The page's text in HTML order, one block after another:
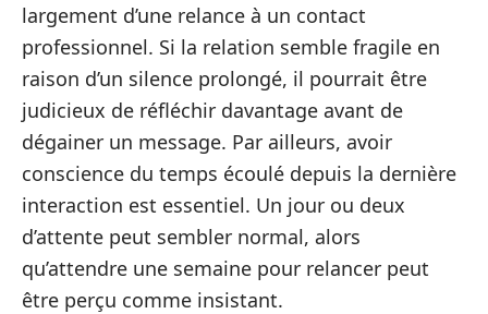
largement d’une relance à un contact
professionnel. Si la relation semble fragile en
raison d’un silence prolongé, il pourrait être
judicieux de réfléchir davantage avant de
dégainer un message. Par ailleurs, avoir
conscience du temps écoulé depuis la dernière
interaction est essentiel. Un jour ou deux
d’attente peut sembler normal, alors
qu’attendre une semaine pour relancer peut
être perçu comme insistant.